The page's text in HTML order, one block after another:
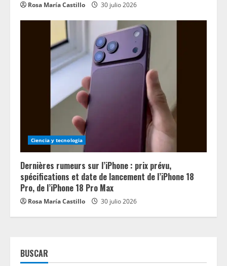
Rosa María Castillo 30 julio 2026
Ciencia y tecnologia
Dernières rumeurs sur l’iPhone : prix prévu,
spécifications et date de lancement de l’iPhone 18
Pro, de l’iPhone 18 Pro Max
Rosa María Castillo 30 julio 2026
BUSCAR